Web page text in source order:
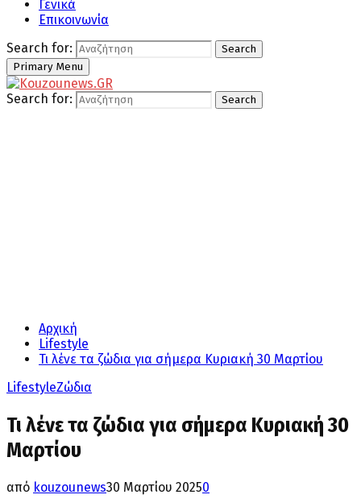
Γενικά
Επικοινωνία
Search for:
Search
Primary Menu
Search for: Search
Αρχική
Lifestyle
Τι λένε τα ζώδια για σήμερα Κυριακή 30 Μαρτίου
LifestyleΖώδια
Τι λένε τα ζώδια για σήμερα Κυριακή 30
Μαρτίου
από kouzounews30 Μαρτίου 20250